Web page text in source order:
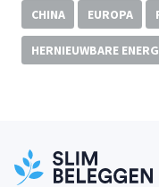
CHINA EUROPA
HERNIEUWBARE